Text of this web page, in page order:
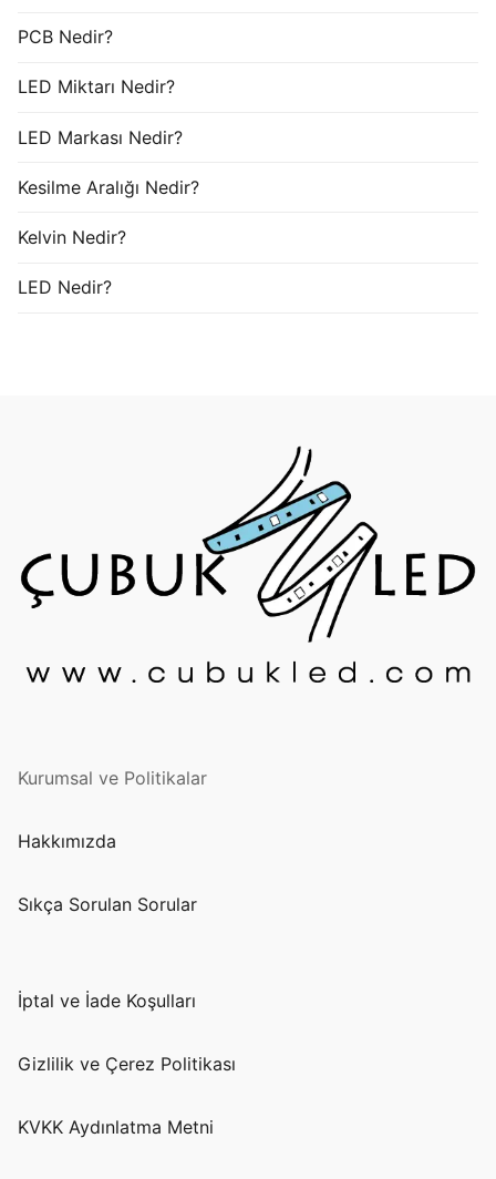
PCB Nedir?
LED Miktarı Nedir?
LED Markası Nedir?
Kesilme Aralığı Nedir?
Kelvin Nedir?
LED Nedir?
Kurumsal ve Politikalar
Hakkımızda
Sıkça Sorulan Sorular
İptal ve İade Koşulları
Gizlilik ve Çerez Politikası
KVKK Aydınlatma Metni